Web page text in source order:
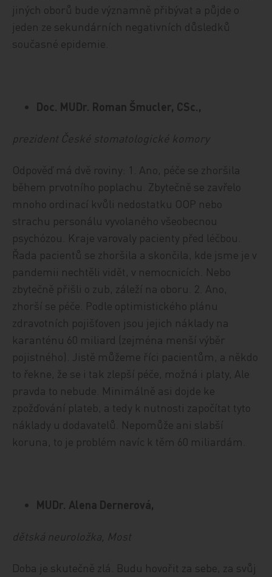
jiných oborů bude významně přibývat a půjde o
jeden ze sekundárních negativních důsledků
současné epidemie.
Doc. MUDr. Roman Šmucler, CSc.,
prezident České stomatologické komory
Odpověď má dvě roviny: 1. Ano, péče se zhoršila
během prvotního poplachu. Zbytečně se zavřelo
mnoho ordinací kvůli nedostatku OOP nebo
strachu personálu vyvolaného všeobecnou
psychózou. Kraje varovaly pacienty před léčbou.
Řada pacientů se zhoršila a skončila, kde jsme je v
pandemii nechtěli vidět, v nemocnicích. Nebo
zbytečně přišli o zub, záleží na oboru. 2. Ano,
zhorší se péče. Podle optimistického plánu
zdravotních pojišťoven jsou jejich náklady na
karanténu 60 miliard (zejména menší výběr
pojistného). Jistě můžeme říci pacientům, a někdo
to řekne, že se i tak zlepší péče, možná i platy, Ale
pravda to nebude. Minimálně asi dojde ke
zpožďování plateb, a tedy k nutnosti započítat tyto
náklady u dodavatelů. Nepomůže ani slabší
koruna, to je problém navíc k těm 60 miliardám.
MUDr. Alena Dernerová,
dětská neuroložka, Most
Doba je skutečně zlá. Budu hovořit za sebe, za svůj